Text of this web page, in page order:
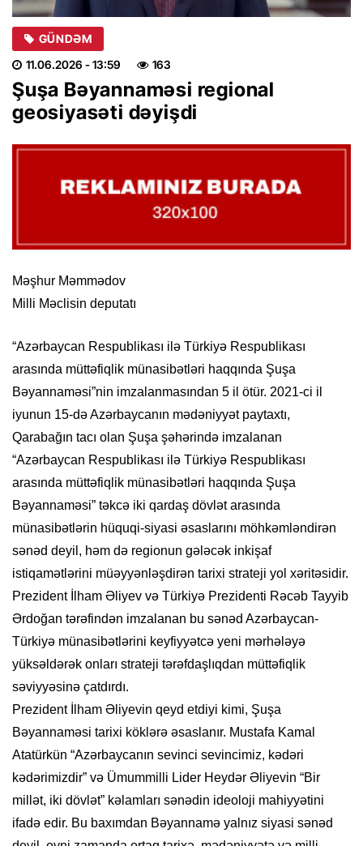
GÜNDƏM
11.06.2026 - 13:59 163
Şuşa Bəyannaməsi regional
geosiyasəti dəyişdi
Məşhur Məmmədov
Milli Məclisin deputatı
“Azərbaycan Respublikası ilə Türkiyə Respublikası
arasında müttəfiqlik münasibətləri haqqında Şuşa
Bəyannaməsi”nin imzalanmasından 5 il ötür. 2021-ci il
iyunun 15-də Azərbaycanın mədəniyyət paytaxtı,
Qarabağın tacı olan Şuşa şəhərində imzalanan
“Azərbaycan Respublikası ilə Türkiyə Respublikası
arasında müttəfiqlik münasibətləri haqqında Şuşa
Bəyannaməsi” təkcə iki qardaş dövlət arasında
münasibətlərin hüquqi-siyasi əsaslarını möhkəmləndirən
sənəd deyil, həm də regionun gələcək inkişaf
istiqamətlərini müəyyənləşdirən tarixi strateji yol xəritəsidir.
Prezident İlham Əliyev və Türkiyə Prezidenti Rəcəb Tayyib
Ərdoğan tərəfindən imzalanan bu sənəd Azərbaycan-
Türkiyə münasibətlərini keyfiyyətcə yeni mərhələyə
yüksəldərək onları strateji tərəfdaşlıqdan müttəfiqlik
səviyyəsinə çatdırdı.
Prezident İlham Əliyevin qeyd etdiyi kimi, Şuşa
Bəyannaməsi tarixi köklərə əsaslanır. Mustafa Kamal
Atatürkün “Azərbaycanın sevinci sevincimiz, kədəri
kədərimizdir” və Ümummilli Lider Heydər Əliyevin “Bir
millət, iki dövlət” kəlamları sənədin ideoloji mahiyyətini
ifadə edir. Bu baxımdan Bəyannamə yalnız siyasi sənəd